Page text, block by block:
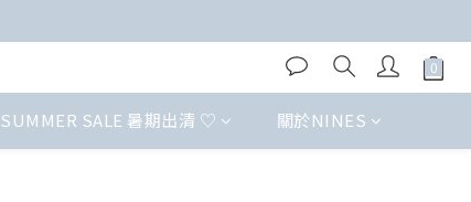
SUMMER SALE 暑期出清 ♡ 關於NINES